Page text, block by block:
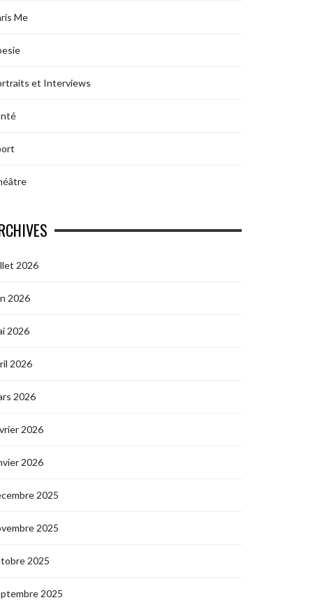
Me
et Interviews
2026
2026
2026
2026
2026
2026
2026
2025
2025
2025
2025